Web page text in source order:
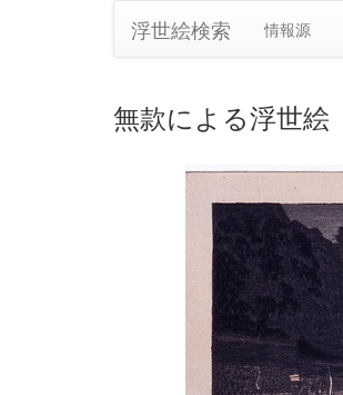
浮世絵検索 情報源
無款による浮世絵